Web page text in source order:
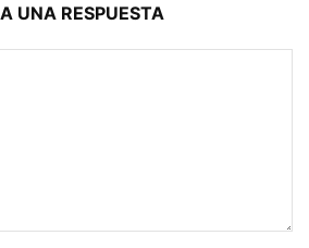
UNA RESPUESTA